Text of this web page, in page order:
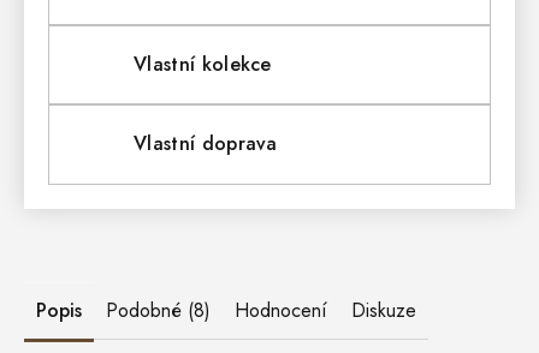
Vlastní kolekce
Vlastní doprava
Popis Podobné (8) Hodnocení Diskuze